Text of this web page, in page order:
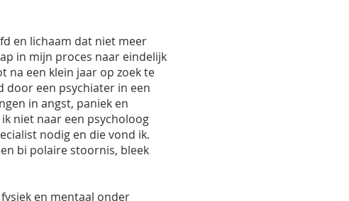
en lichaam dat niet meer
in mijn proces naar eindelijk
na een klein jaar op zoek te
door een psychiater in een
in angst, paniek en
niet naar een psycholoog
nodig en die vond ik.
bi polaire stoornis, bleek
en mentaal onder